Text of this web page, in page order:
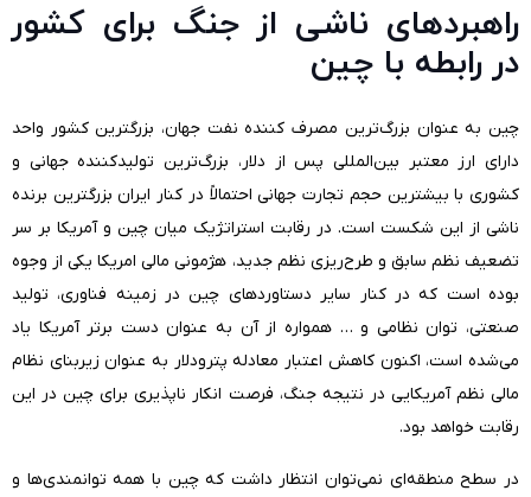
راهبردهای ناشی از جنگ برای کشور
در رابطه با چین
چین به عنوان بزرگ‌ترین مصرف کننده نفت جهان، بزرگترین کشور واحد
دارای ارز معتبر بین‌المللی پس از دلار، بزرگ‌ترین تولید‌کننده جهانی و
کشوری با بیشترین حجم تجارت جهانی احتمالاً در کنار ایران بزرگترین برنده
ناشی از این شکست است. در رقابت استراتژیک میان چین و آمریکا بر سر
تضعیف نظم سابق و طرح‌ریزی نظم جدید، هژمونی مالی امریکا یکی از وجوه
بوده است که در کنار سایر دستاوردهای چین در زمینه فناوری، تولید
صنعتی، توان نظامی و … همواره از آن به عنوان دست برتر آمریکا یاد
می‌شده است، اکنون کاهش اعتبار معادله پترودلار به عنوان زیربنای نظام
مالی نظم آمریکایی در نتیجه جنگ، فرصت انکار ناپذیری برای چین در این
رقابت خواهد بود.
در سطح منطقه‌ای نمی‌توان انتظار داشت که چین با همه توانمندی‌ها و